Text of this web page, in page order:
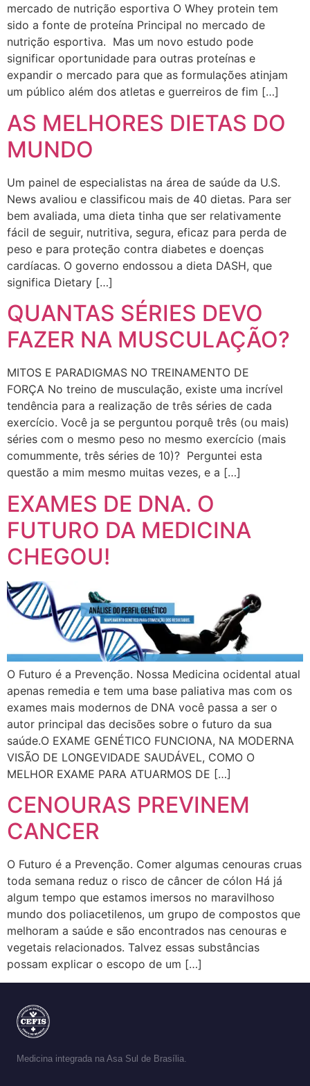
mercado de nutrição esportiva O Whey protein tem
sido a fonte de proteína Principal no mercado de
nutrição esportiva. Mas um novo estudo pode
significar oportunidade para outras proteínas e
expandir o mercado para que as formulações atinjam
um público além dos atletas e guerreiros de fim […]
AS MELHORES DIETAS DO
MUNDO
Um painel de especialistas na área de saúde da U.S.
News avaliou e classificou mais de 40 dietas. Para ser
bem avaliada, uma dieta tinha que ser relativamente
fácil de seguir, nutritiva, segura, eficaz para perda de
peso e para proteção contra diabetes e doenças
cardíacas. O governo endossou a dieta DASH, que
significa Dietary […]
QUANTAS SÉRIES DEVO
FAZER NA MUSCULAÇÃO?
MITOS E PARADIGMAS NO TREINAMENTO DE
FORÇA No treino de musculação, existe uma incrível
tendência para a realização de três séries de cada
exercício. Você ja se perguntou porquê três (ou mais)
séries com o mesmo peso no mesmo exercício (mais
comummente, três séries de 10)? Perguntei esta
questão a mim mesmo muitas vezes, e a […]
EXAMES DE DNA. O
FUTURO DA MEDICINA
CHEGOU!
O Futuro é a Prevenção. Nossa Medicina ocidental atual
apenas remedia e tem uma base paliativa mas com os
exames mais modernos de DNA você passa a ser o
autor principal das decisões sobre o futuro da sua
saúde.O EXAME GENÉTICO FUNCIONA, NA MODERNA
VISÃO DE LONGEVIDADE SAUDÁVEL, COMO O
MELHOR EXAME PARA ATUARMOS DE […]
CENOURAS PREVINEM
CANCER
O Futuro é a Prevenção. Comer algumas cenouras cruas
toda semana reduz o risco de câncer de cólon Há já
algum tempo que estamos imersos no maravilhoso
mundo dos poliacetilenos, um grupo de compostos que
melhoram a saúde e são encontrados nas cenouras e
vegetais relacionados. Talvez essas substâncias
possam explicar o escopo de um […]
Medicina integrada na Asa Sul de Brasília.